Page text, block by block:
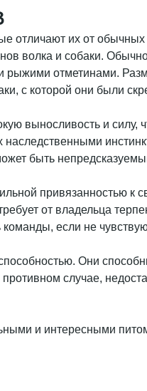
отличают их от
волка и собаки.
отметинами.
с которой они были
выносливость и
наследственными
быть
привязанностью
от владельца
если не
Они
случае,
и интересными